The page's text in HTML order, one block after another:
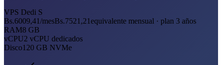
VPS Dedi S
Bs.6009,41/mesBs.7521,21equivalente mensual · plan 3 años
RAM8 GB
vCPU2 vCPU dedicados
Disco120 GB NVMe